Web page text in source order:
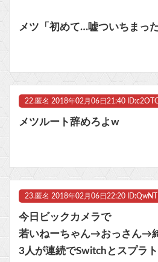
メツ「初めて…嘘ついちまっ
22. 匿名 2018年02月06日21:40
メツルート辞めろよw
23. 匿名 2018年02月06日22:20
今日ビックカメラで
若いねーちゃん→おっさん→
3人が連続でSwitchとスプラ